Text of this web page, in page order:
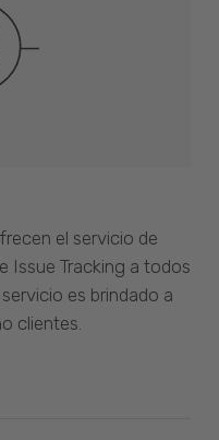
el servicio de
Issue Tracking a todos
es brindado a
clientes.